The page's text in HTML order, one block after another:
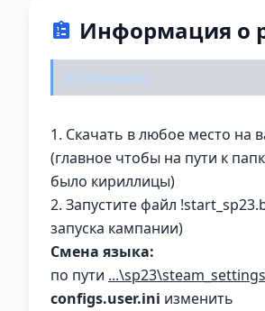
Информация о
Установка:
1. Скачать в любое место на
(главное чтобы на пути к
было кириллицы)
2. Запустите файл
запуска кампании)
Смена языка:
по пути ...\sp23\steam_settings
configs.user.ini изменить